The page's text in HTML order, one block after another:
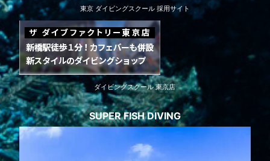
東京 ダイビングスクール 採用サイト
ダイビングスクール 東京店
SUPER FISH DIVING